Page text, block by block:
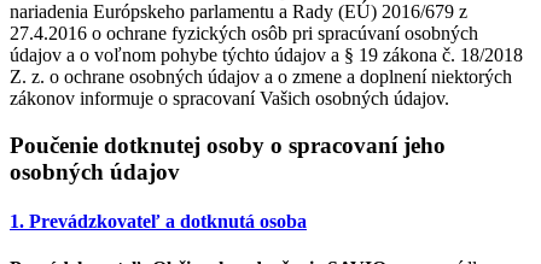
nariadenia Európskeho parlamentu a Rady (EÚ) 2016/679 z
27.4.2016 o ochrane fyzických osôb pri spracúvaní osobných
údajov a o voľnom pohybe týchto údajov a § 19 zákona č. 18/2018
Z. z. o ochrane osobných údajov a o zmene a doplnení niektorých
zákonov informuje o spracovaní Vašich osobných údajov.
Poučenie dotknutej osoby o spracovaní jeho
osobných údajov
1. Prevádzkovateľ a dotknutá osoba